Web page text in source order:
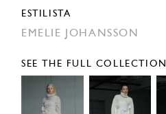
ESTILISTA
EMELIE JOHANSSON
SEE THE FULL COLLECTION